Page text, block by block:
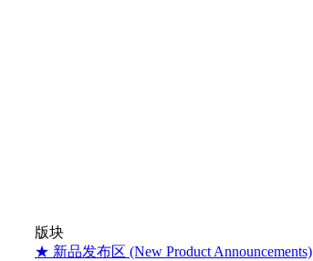
版块
★ 新品发布区 (New Product Announcements)